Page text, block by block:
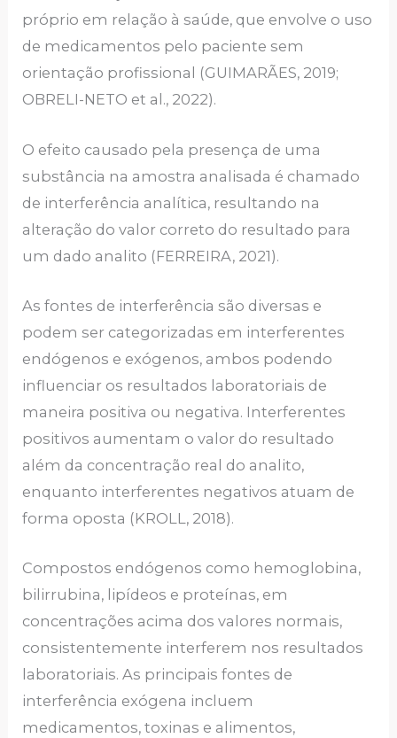
próprio em relação à saúde, que envolve o uso
de medicamentos pelo paciente sem
orientação profissional (GUIMARÃES, 2019;
OBRELI-NETO et al., 2022).
O efeito causado pela presença de uma
substância na amostra analisada é chamado
de interferência analítica, resultando na
alteração do valor correto do resultado para
um dado analito (FERREIRA, 2021).
As fontes de interferência são diversas e
podem ser categorizadas em interferentes
endógenos e exógenos, ambos podendo
influenciar os resultados laboratoriais de
maneira positiva ou negativa. Interferentes
positivos aumentam o valor do resultado
além da concentração real do analito,
enquanto interferentes negativos atuam de
forma oposta (KROLL, 2018).
Compostos endógenos como hemoglobina,
bilirrubina, lipídeos e proteínas, em
concentrações acima dos valores normais,
consistentemente interferem nos resultados
laboratoriais. As principais fontes de
interferência exógena incluem
medicamentos, toxinas e alimentos,